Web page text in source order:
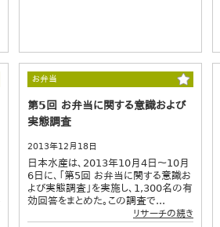
お弁当
第5回 お弁当に関する意識および
実態調査
2013年12月18日
日本水産は、2013年10月4日～10月
6日に、「第5回 お弁当に関する意識お
よび実態調査」を実施し、1,300名の有
効回答をまとめた。この調査で...
リサーチの続き